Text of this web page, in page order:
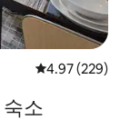
평점 4.97점(5
4.97 (229)
소